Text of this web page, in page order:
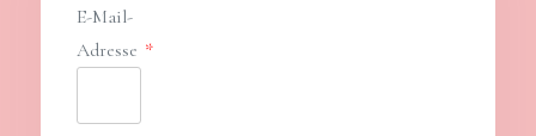
E-Mail-
Adresse *Erforderlich